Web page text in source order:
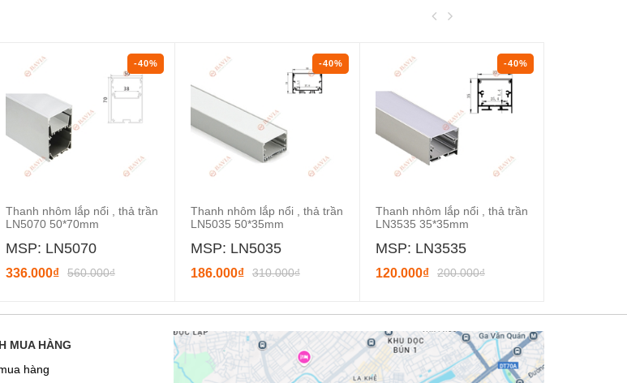
-40%
Thanh nhôm lắp nổi , thả trần
LN5070 50*70mm
MSP: LN5070
336.000₫ 560.000₫
-40%
Thanh nhôm lắp nổi , thả trần
LN5035 50*35mm
MSP: LN5035
186.000₫ 310.000₫
-40%
Thanh nhôm lắp nổi , thả trần
LN3535 35*35mm
MSP: LN3535
120.000₫ 200.000₫
MUA HÀNG
hàng